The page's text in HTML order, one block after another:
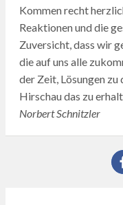
Kommen recht
Reaktionen und die
Zuversicht, dass wir
die auf uns alle
der Zeit, Lösungen zu
Hirschau das zu
Norbert Schnitzler